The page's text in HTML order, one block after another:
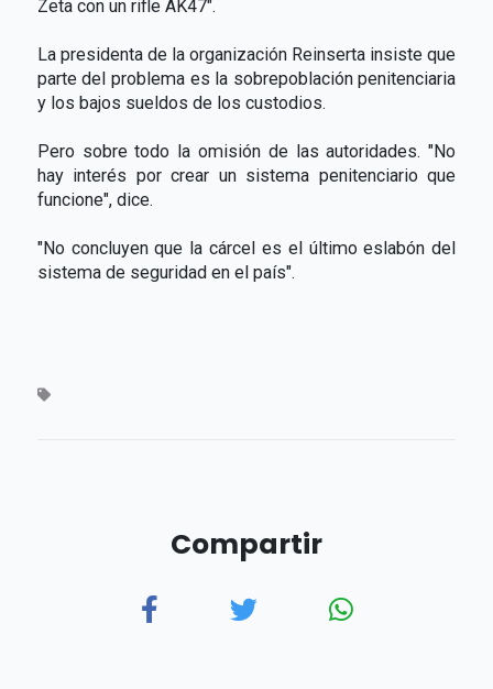
Zeta con un rifle AK47".
La presidenta de la organización Reinserta insiste que
parte del problema es la sobrepoblación penitenciaria
y los bajos sueldos de los custodios.
Pero sobre todo la omisión de las autoridades. "No
hay interés por crear un sistema penitenciario que
funcione", dice.
"No concluyen que la cárcel es el último eslabón del
sistema de seguridad en el país".
Compartir